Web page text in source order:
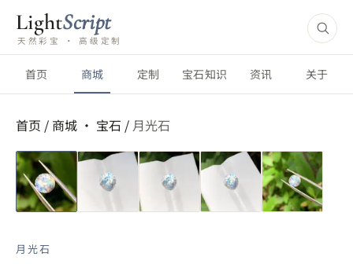
LightScript
天然彩宝 · 高级定制
首页 商城 定制 宝石知识 资讯 关于
首页 / 商城 · 宝石 / 月光石
月光石